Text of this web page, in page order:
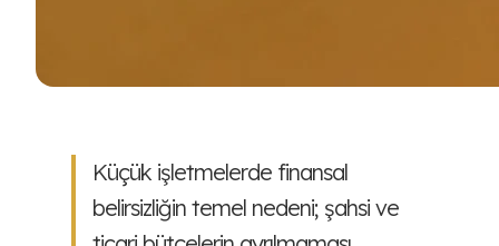
Küçük işletmelerde finansal
belirsizliğin temel nedeni; şahsi ve